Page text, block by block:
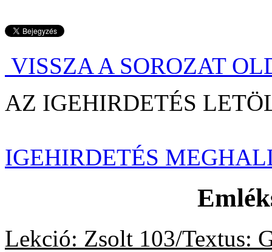
VISSZA A SOROZAT
AZ IGEHIRDETÉS
IGEHIRDETÉS
Lekció: Zsolt 103/Textus: